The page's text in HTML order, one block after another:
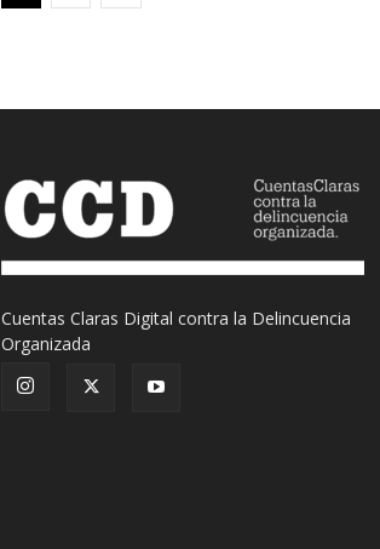
Cuentas Claras Digital contra la Delincuencia
Organizada